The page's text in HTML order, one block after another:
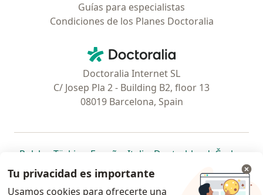
Guías para especialistas
Condiciones de los Planes Doctoralia
Doctoralia - Página de inicio
Doctoralia Internet SL
C/ Josep Pla 2 - Building B2, floor 13
08019 Barcelona, Spain
Polska se abre en una nueva pestaña
Türkiye se abre en una nueva pestaña
España se abre en una nueva pestaña
Italia se abre en una nueva
Deutschlandse abre en
Česko
Portugal
se abre en una nueva pestaña
México se abre en una nueva pestaña
Chile se abre en una nueva pestaña
Brasil se abre en una nueva
se abre en
se
se abre en una nueva
Tu privacidad es importante
Usamos cookies para ofrecerte una